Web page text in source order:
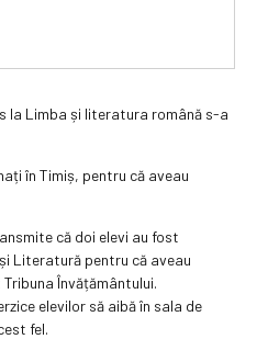
la Limba și literatura română s-a
în Timiș, pentru că aveau
că doi elevi au fost
Literatură pentru că aveau
Învățământului.
elevilor să aibă în sala de
fel.